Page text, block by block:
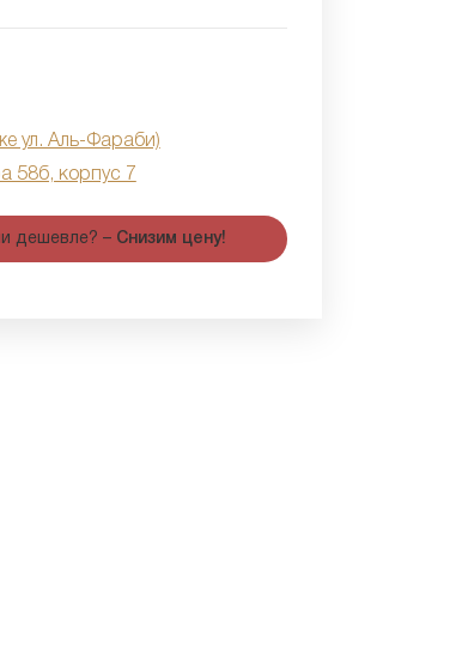
ул. Аль-Фараби)
58б, корпус 7
дешевле? – Снизим цену!